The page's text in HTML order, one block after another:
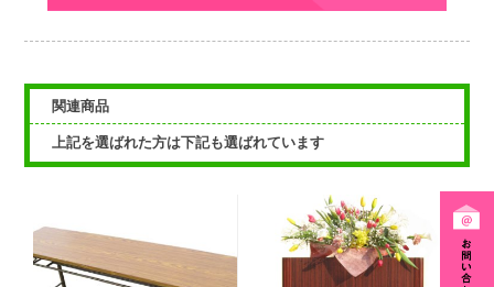
関連商品
上記を選ばれた方は下記も選ばれています